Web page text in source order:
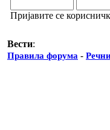
Пријавите се
Вести:
Правила форума -